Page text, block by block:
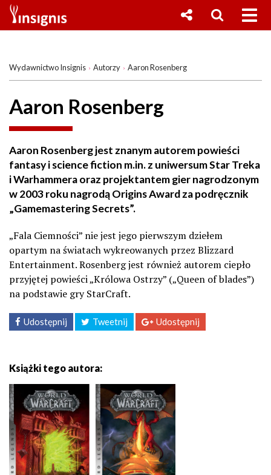
Wydawnictwo Insignis Autorzy Aaron Rosenberg
Aaron Rosenberg
Aaron Rosenberg jest znanym autorem powieści
fantasy i science fiction m.in. z uniwersum Star Treka
i Warhammera oraz projektantem gier nagrodzonym
w 2003 roku nagrodą Origins Award za podręcznik
„Gamemastering Secrets”.
„Fala Ciemności” nie jest jego pierwszym dziełem
opartym na światach wykreowanych przez Blizzard
Entertainment. Rosenberg jest również autorem ciepło
przyjętej powieści „Królowa Ostrzy” („Queen of blades”)
na podstawie gry StarCraft.
Udostępnij Tweetnij Udostępnij
Książki tego autora: